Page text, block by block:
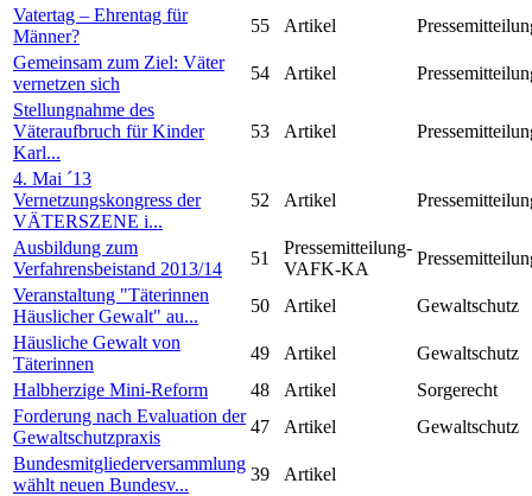
Vatertag – Ehrentag für
Männer?
55 Artikel
Gemeinsam zum Ziel: Väter
vernetzen sich
54 Artikel
Stellungnahme des
Väteraufbruch für Kinder
Karl...
53 Artikel
4. Mai ´13
Vernetzungskongress der
VÄTERSZENE i...
52 Artikel
Ausbildung zum
Verfahrensbeistand 2013/14
51
Pressemitteilung-
VAFK-KA
Veranstaltung "Täterinnen
Häuslicher Gewalt" au...
50 Artikel
Gewaltschutz
Häusliche Gewalt von
Täterinnen
49 Artikel
Gewaltschutz
Halbherzige Mini-Reform
48 Artikel
Sorgerecht
Forderung nach Evaluation der
Gewaltschutzpraxis
47 Artikel
Gewaltschutz
Bundesmitgliederversammlung
wählt neuen Bundesv...
39
Artikel